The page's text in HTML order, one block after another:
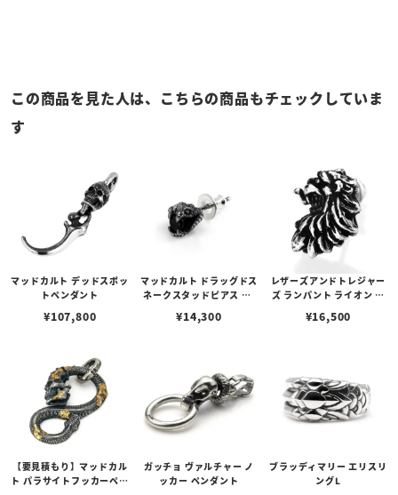
この商品を見た人は、こちらの商品もチェックしていま
す
マッドカルト デッドスポッ
トペンダント
¥107,800
マッドカルト ドラッグドス
ネークスタッドピアス w/
¥14,300
レザーズアンドトレジャー
ズ ランパント ライオン ス
¥16,500
【要見積もり】マッドカル
ト パラサイトフッカーペン
ガッチョ ヴァルチャー ノ
ッカー ペンダント
ブラッディマリー エリスリ
ングL